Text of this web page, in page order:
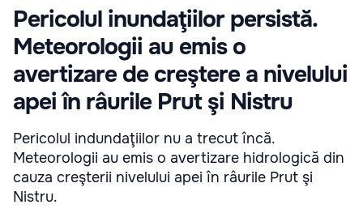
Pericolul inundaţiilor persistă.
Meteorologii au emis o
avertizare de creştere a nivelului
apei în râurile Prut şi Nistru
Pericolul indundaţiilor nu a trecut încă.
Meteorologii au emis o avertizare hidrologică din
cauza creşterii nivelului apei în râurile Prut şi
Nistru.